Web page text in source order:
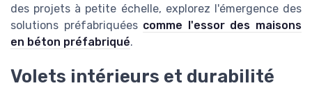
des projets à petite échelle, explorez l'émergence des
solutions préfabriquées comme l'essor des maisons
en béton préfabriqué.
Volets intérieurs et durabilité